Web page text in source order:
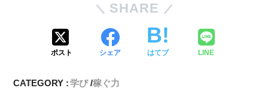
SHARE
ポスト シェア はてブ LINE
CATEGORY :学び 稼ぐ力